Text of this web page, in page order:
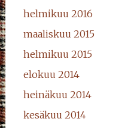
helmikuu 2016
maaliskuu 2015
helmikuu 2015
elokuu 2014
heinäkuu 2014
kesäkuu 2014